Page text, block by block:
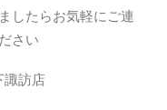
したらお気軽にご連
さい
諏訪店